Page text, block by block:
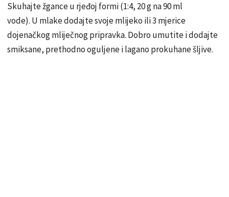
Skuhajte žgance u rjeđoj formi (1:4, 20 g na 90 ml
vode). U mlake dodajte svoje mlijeko ili 3 mjerice
dojenačkog mliječnog pripravka. Dobro umutite i dodajte
smiksane, prethodno oguljene i lagano prokuhane šljive.